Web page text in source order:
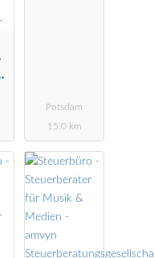
Potsdam
15.0 km